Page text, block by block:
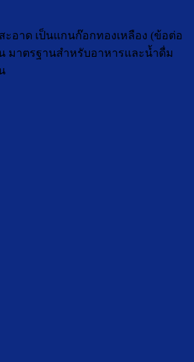
อาด เป็นแกนก๊อกทองเหลือง (ข้อต่อ
มาตรฐานสำหรับอาหารและน้ำดื่ม